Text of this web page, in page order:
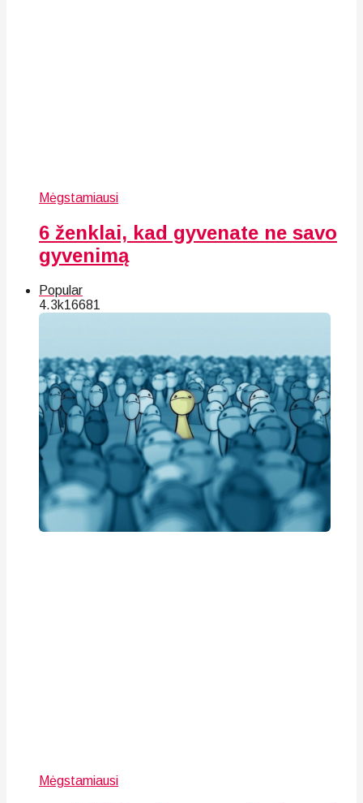
Mėgstamiausi
6 ženklai, kad gyvenate ne savo
gyvenimą
Popular
4.3k16681
Mėgstamiausi